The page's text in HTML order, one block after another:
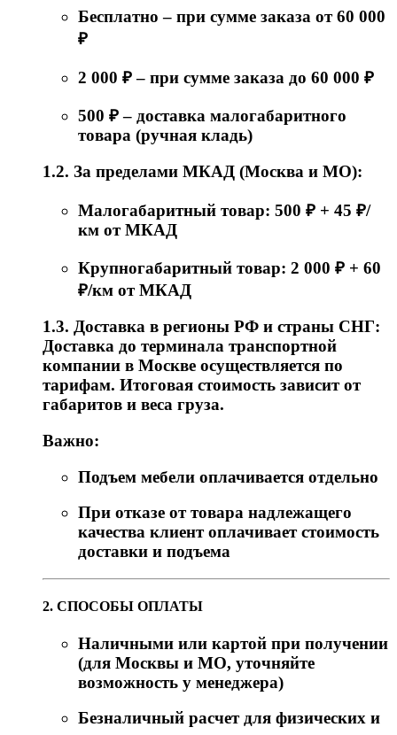
Бесплатно – при сумме заказа от 60 000
₽
2 000 ₽ – при сумме заказа до 60 000 ₽
500 ₽ – доставка малогабаритного
товара (ручная кладь)
1.2. За пределами МКАД (Москва и МО):
Малогабаритный товар: 500 ₽ + 45 ₽/
км от МКАД
Крупногабаритный товар: 2 000 ₽ + 60
₽/км от МКАД
1.3. Доставка в регионы РФ и страны СНГ:
Доставка до терминала транспортной
компании в Москве осуществляется по
тарифам. Итоговая стоимость зависит от
габаритов и веса груза.
Важно:
Подъем мебели оплачивается отдельно
При отказе от товара надлежащего
качества клиент оплачивает стоимость
доставки и подъема
2. СПОСОБЫ ОПЛАТЫ
Наличными или картой при получении
(для Москвы и МО, уточняйте
возможность у менеджера)
Безналичный расчет для физических и